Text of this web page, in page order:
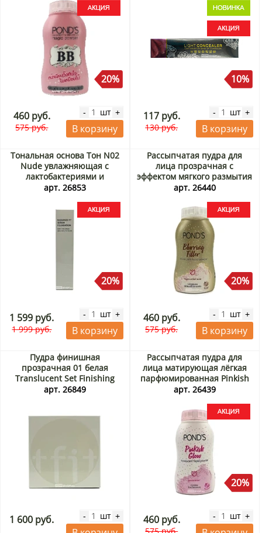
20%
460 руб.
575 руб.
- шт +
В корзину
Китай, 30 г Акция
10%
117 руб.
130 руб.
- шт +
В корзину
Тональная основа Тон N02
Nude увлажняющая с
лактобактериями и
экстрактом центеллы
Foundation Tfit, Корея, 30 г
Акция
арт. 26853
20%
1 599 руб.
1 999 руб.
- шт +
В корзину
Рассыпчатая пудра для
лица прозрачная с
эффектом мягкого размытия
Blurring Filler Translucent
Таиланд, 50 г Акция
арт. 26440
20%
460 руб.
575 руб.
- шт +
В корзину
Пудра финишная
прозрачная 01 белая
Translucent Set Finishing
Powder 01 White Tfit, Корея,
арт. 26849
1 600 руб. - шт +
Рассыпчатая пудра для
лица матирующая лёгкая
парфюмированная Pinkish
Glow Translucent Facial
Акция
арт. 26439
20%
460 руб. - шт +